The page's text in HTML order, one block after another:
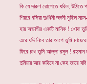
কি যে দারুণ রোগেতে ধরিল, উঠিতে
শিয়রে বসিয়া দুঃখিনী জননী মুছিল
হায় অভাগীর একটি মানিক ! খোদা
এরে যদি নিবে তার আগে তুমি
ফিরে চাও তুমি আল্লা রসুল ! রহমান
দুনিয়ায় আর কহিবে না কেহ তারে